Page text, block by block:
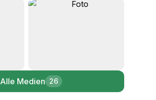
+21
Alle Medien 26